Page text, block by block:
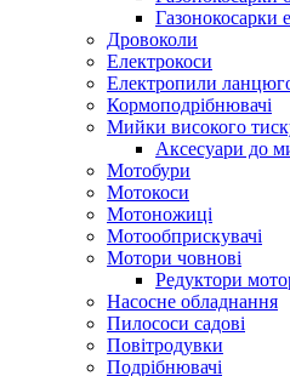
Газонокосарки
Дровоколи
Електрокоси
Електропили
Кормоподрібнювачі
Мийки високого
Аксесуари до
Мотобури
Мотокоси
Мотоножиці
Мотообприскувачі
Мотори човнові
Редуктори
Насосне обладнання
Пилососи садові
Повітродувки
Подрібнювачі